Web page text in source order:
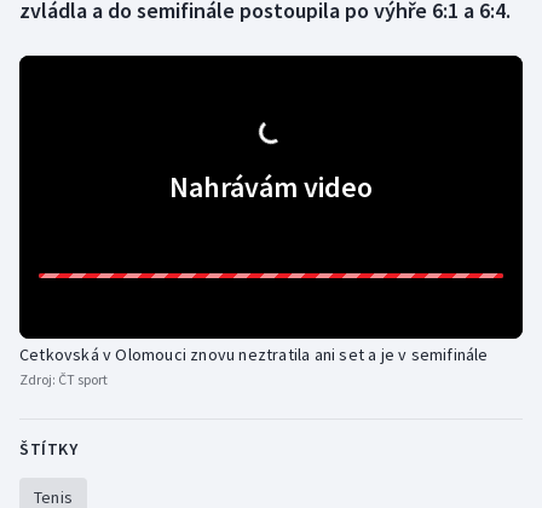
Futsal
Judo
Lezení
zvládla a do semifinále postoupila po výhře 6:1 a 6:4.
Nahrávám video
Cetkovská v Olomouci znovu neztratila ani set a je v semifinále
Zdroj: ČT sport
ŠTÍTKY
Tenis